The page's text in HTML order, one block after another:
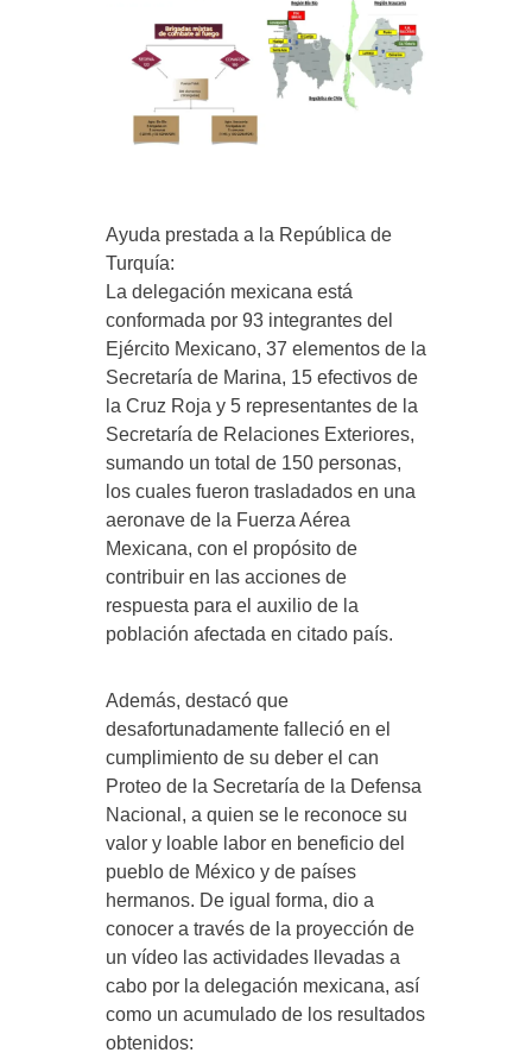
Ayuda prestada a la República de
Turquía:
La delegación mexicana está
conformada por 93 integrantes del
Ejército Mexicano, 37 elementos de la
Secretaría de Marina, 15 efectivos de
la Cruz Roja y 5 representantes de la
Secretaría de Relaciones Exteriores,
sumando un total de 150 personas,
los cuales fueron trasladados en una
aeronave de la Fuerza Aérea
Mexicana, con el propósito de
contribuir en las acciones de
respuesta para el auxilio de la
población afectada en citado país.
Además, destacó que
desafortunadamente falleció en el
cumplimiento de su deber el can
Proteo de la Secretaría de la Defensa
Nacional, a quien se le reconoce su
valor y loable labor en beneficio del
pueblo de México y de países
hermanos. De igual forma, dio a
conocer a través de la proyección de
un vídeo las actividades llevadas a
cabo por la delegación mexicana, así
como un acumulado de los resultados
obtenidos: